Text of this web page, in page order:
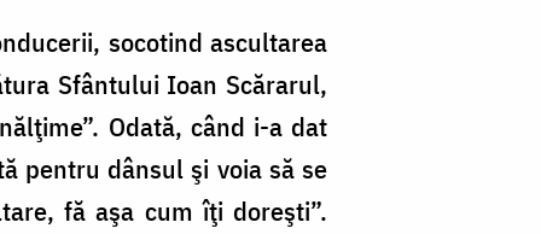
socotind ascultarea
Sfântului Ioan Scărarul,
Odată, când i-a dat
pentru dânsul şi voia să se
fă aşa cum îţi doreşti”.